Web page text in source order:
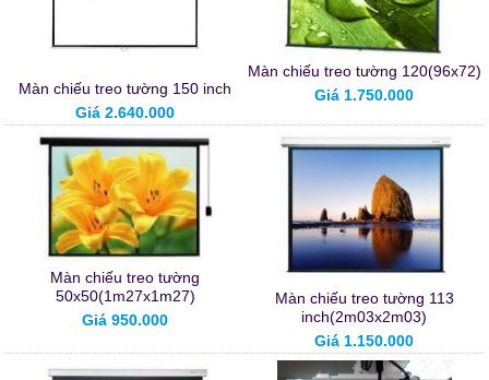
Màn chiếu treo tường 150 inch
Giá 2.640.000
Màn chiếu treo tường 120(96x72)
Giá 1.750.000
Màn chiếu treo tường
50x50(1m27x1m27)
Giá 950.000
Màn chiếu treo tường 113
inch(2m03x2m03)
Giá 1.150.000